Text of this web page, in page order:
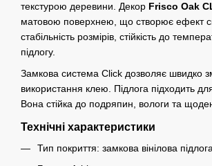
текстурою деревини. Декор Frisco Oak
матовою поверхнею, що створює ефект
стабільність розмірів, стійкість до
підлогу.
Замкова система Click дозволяє швидко
використання клею. Підлога підходить
Вона стійка до подряпин, вологи та
Технічні характеристики
Тип покриття: замкова вінілова